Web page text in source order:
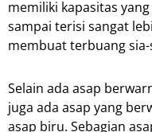
memiliki kapasitas
sampai terisi sangat
membuat terbuang sia-
Selain ada asap
juga ada asap yang
asap biru. Sebagian